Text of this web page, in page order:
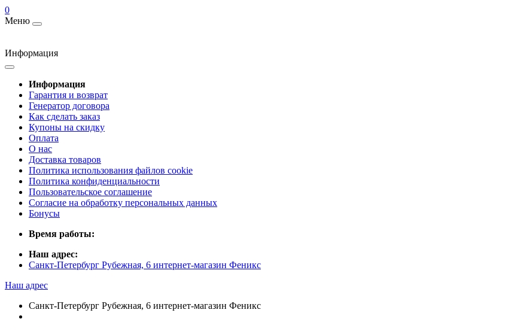
0
Меню
Информация
Информация
Гарантия и возврат
Генератор договора
Как сделать заказ
Купоны на скидку
Оплата
О нас
Доставка товаров
Политика использования файлов cookie
Политика конфиденциальности
Пользовательское соглашение
Согласие на обработку персональных данных
Бонусы
Время работы:
Наш адрес:
Санкт-Петербург Рубежная, 6 интернет-магазин Феникс
Наш адрес
Санкт-Петербург Рубежная, 6 интернет-магазин Феникс